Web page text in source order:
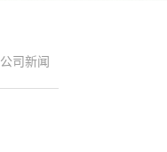
公司新闻